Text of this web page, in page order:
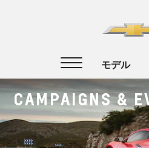
CAMPAIGNS &